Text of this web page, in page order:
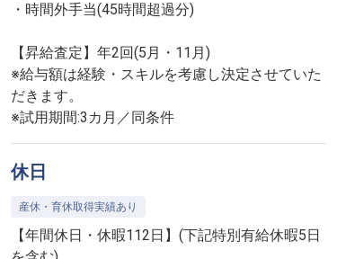
・時間外手当(45時間超過分)
【昇給査定】年2回(5月・11月)
※給与額は経験・スキルを考慮し決定させていた
だきます。
※試用期間:3カ月／同条件
休日
産休・育休取得実績あり
【年間休日・休暇112日】(下記特別有給休暇5日